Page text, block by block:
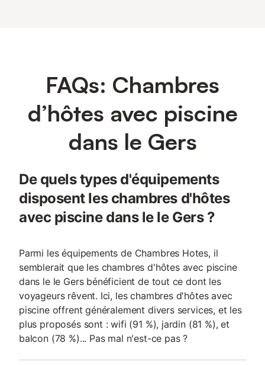
FAQs: Chambres
d’hôtes avec piscine
dans le Gers
De quels types d'équipements
disposent les chambres d'hôtes
avec piscine dans le le Gers ?
Parmi les équipements de Chambres Hotes, il
semblerait que les chambres d'hôtes avec piscine
dans le le Gers bénéficient de tout ce dont les
voyageurs rêvent. Ici, les chambres d'hôtes avec
piscine offrent généralement divers services, et les
plus proposés sont : wifi (91 %), jardin (81 %), et
balcon (78 %)... Pas mal n'est-ce pas ?